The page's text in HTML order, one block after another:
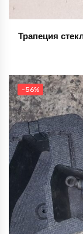
Трапеция
-56%